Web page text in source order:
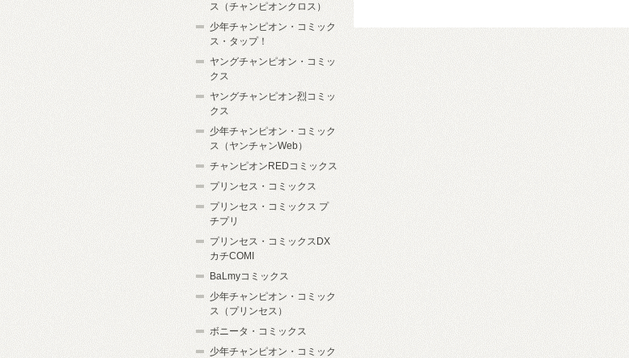
ス（チャンピオンクロス）
少年チャンピオン・コミック
ス・タップ！
ヤングチャンピオン・コミッ
クス
ヤングチャンピオン烈コミッ
クス
少年チャンピオン・コミック
ス（ヤンチャンWeb）
チャンピオンREDコミックス
プリンセス・コミックス
プリンセス・コミックス プ
チプリ
プリンセス・コミックスDX
カチCOMI
BaLmyコミックス
少年チャンピオン・コミック
ス（プリンセス）
ボニータ・コミックス
少年チャンピオン・コミック